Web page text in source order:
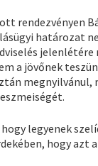
rendezvényen
határozat
jelenlétére
a jövőnek
megnyilvánul,
legyenek
hogy azt